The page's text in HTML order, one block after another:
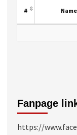
# Name
Fanpage
https://